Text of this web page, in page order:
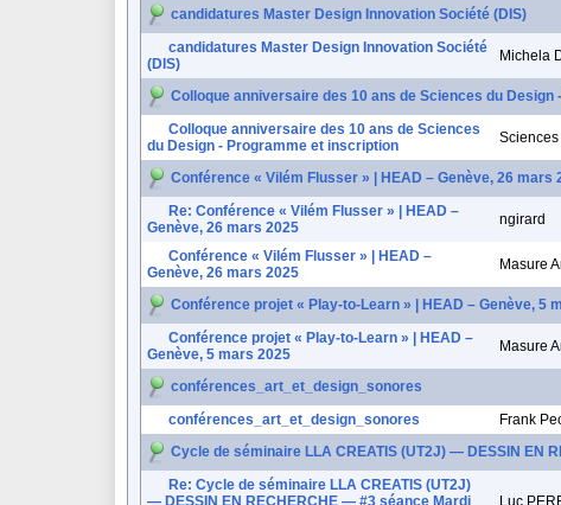
candidatures Master Design Innovation Société (DIS)
candidatures Master Design Innovation Société
(DIS)
Michela
Colloque anniversaire des 10 ans de Sciences du
Colloque anniversaire des 10 ans de Sciences
du Design - Programme et inscription
Conférence « Vilém Flusser » | HEAD – Genève, 26 mars
Re: Conférence « Vilém Flusser » | HEAD –
Genève, 26 mars 2025
ngirard
Conférence « Vilém Flusser » | HEAD –
Genève, 26 mars 2025
Masure
Conférence projet « Play-to-Learn » | HEAD – Genève, 5
Conférence projet « Play-to-Learn » | HEAD –
Genève, 5 mars 2025
Masure
conférences_art_et_design_sonores
conférences_art_et_design_sonores
Frank
Cycle de séminaire LLA CREATIS (UT2J) — DESSIN EN
Re: Cycle de séminaire LLA CREATIS (UT2J)
— DESSIN EN RECHERCHE — #3 séance Mardi
Luc